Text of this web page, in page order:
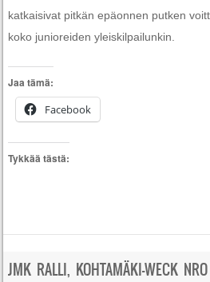
katkaisivat pitkän epäonnen putken
koko junioreiden yleiskilpailunkin.
Jaa tämä:
Facebook
Tykkää tästä:
JMK RALLI, KOHTAMÄKI-WECK